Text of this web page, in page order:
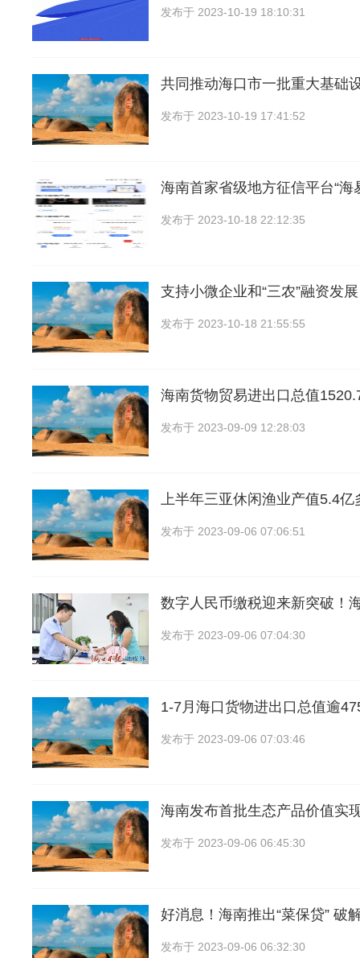
发布于 2023-10-19 18:10:31
共同推动海口市一批重大基础
发布于 2023-10-19 17:41:52
海南首家省级地方征信平台“海
发布于 2023-10-18 22:12:35
支持小微企业和“三农”融资发
发布于 2023-10-18 21:55:55
海南货物贸易进出口总值
发布于 2023-09-09 12:28:03
上半年三亚休闲渔业产值5.4亿
发布于 2023-09-06 07:06:51
数字人民币缴税迎来新突破！
发布于 2023-09-06 07:04:30
1-7月海口货物进出口总值逾
发布于 2023-09-06 07:03:46
海南发布首批生态产品价值实
发布于 2023-09-06 06:45:30
好消息！海南推出“菜保贷” 破
发布于 2023-09-06 06:32:30